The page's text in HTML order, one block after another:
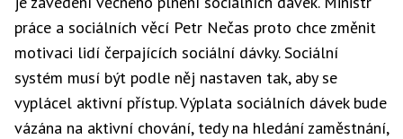
práce a sociálních věcí Petr Nečas proto chce změnit
motivaci lidí čerpajících sociální dávky. Sociální
systém musí být podle něj nastaven tak, aby se
vyplácel aktivní přístup. Výplata sociálních dávek bude
vázána na aktivní chování, tedy na hledání zaměstnání,